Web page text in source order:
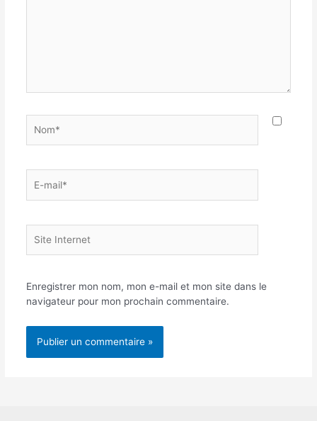
mail*
Internet
Enregistrer mon nom, mon e-mail et mon site dans le
navigateur pour mon prochain commentaire.